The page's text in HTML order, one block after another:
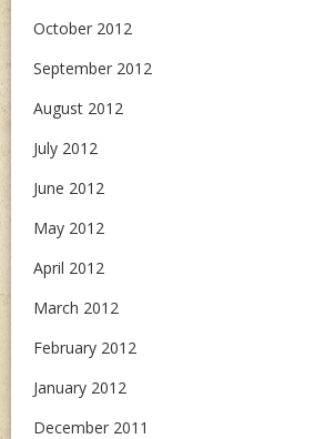
October 2012
September 2012
August 2012
July 2012
June 2012
May 2012
April 2012
March 2012
February 2012
January 2012
December 2011